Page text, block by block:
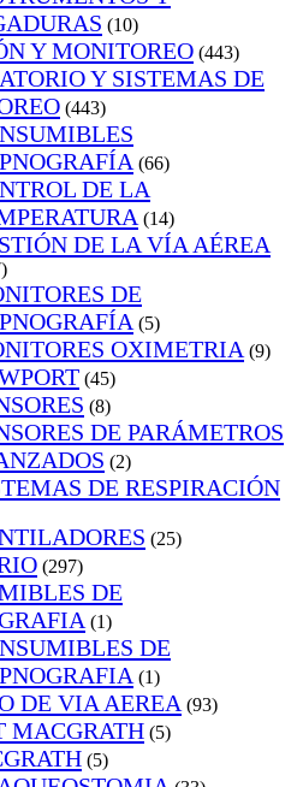
(10)
Y MONITOREO (443)
Y SISTEMAS DE
(443)
(66)
DE LA
(14)
DE LA VÍA AÉREA
DE
(5)
OXIMETRIA (9)
(45)
(8)
DE PARÁMETROS
(2)
DE RESPIRACIÓN
(25)
(297)
DE
(1)
DE
(1)
DE VIA AEREA (93)
MACGRATH (5)
(5)